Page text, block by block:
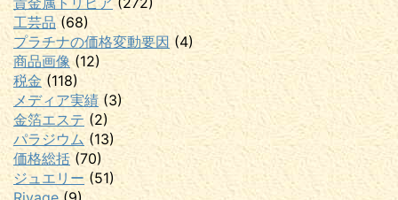
工芸品(68)
プラチナの価格変動要因 (4)
商品画像 (12)
税金 (118)
メディア実績(3)
金箔エステ (2)
パラジウム(13)
価格総括(70)
ジュエリー(51)